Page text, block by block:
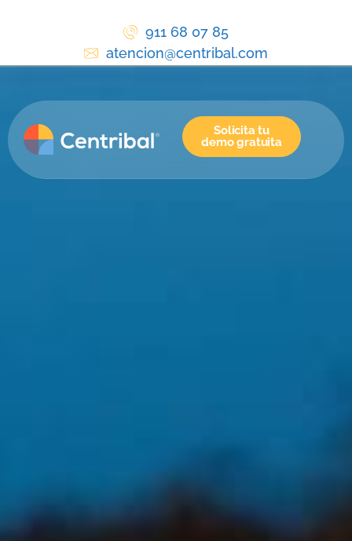
911 68 07 85
atencion@centribal.com
Solicita tu
demo gratuita